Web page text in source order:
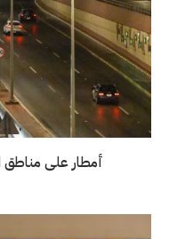
أمطار على مناطق